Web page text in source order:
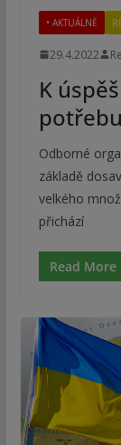
• AKTUÁLNĚ
29.4.2022
K
Odborné
základě
velkého
přichází
Read More